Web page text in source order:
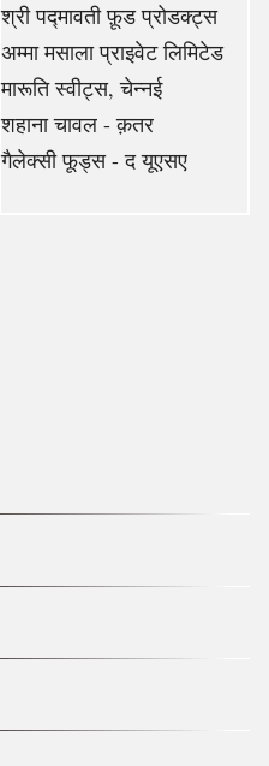
श्री पद्मावती फ़ूड प्रोडक्ट्स
अम्मा मसाला प्राइवेट लिमिटेड
मारूति स्वीट्स, चेन्नई
शहाना चावल - क़तर
गैलेक्सी फूड्स - द यूएसए